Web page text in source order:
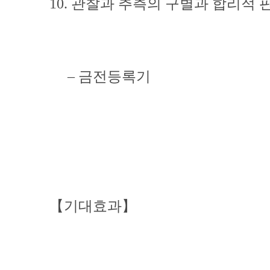
10. 관찰과 추측의 구별과 합리적
– 금전등록기
【기대효과】